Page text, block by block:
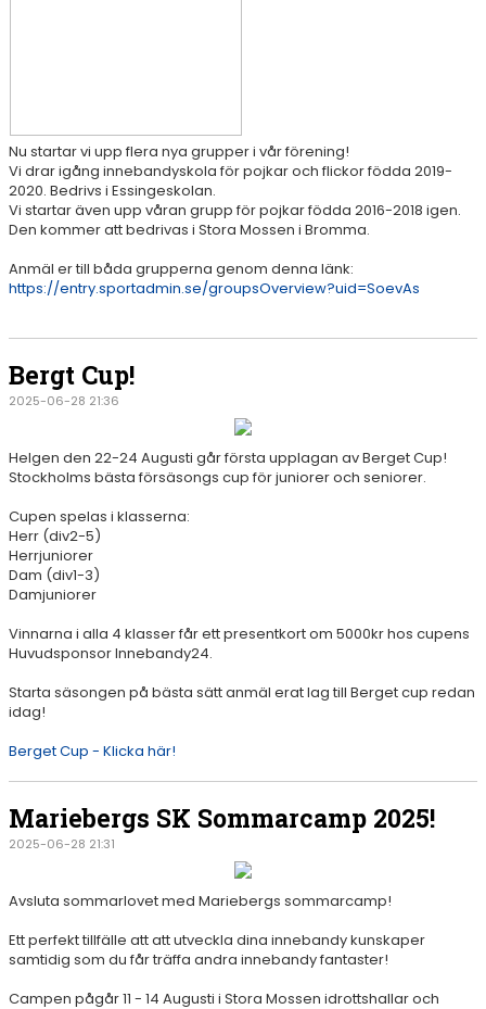
Nu startar vi upp flera nya grupper i vår förening!
Vi drar igång innebandyskola för pojkar och flickor födda 2019-
2020. Bedrivs i Essingeskolan.
Vi startar även upp våran grupp för pojkar födda 2016-2018 igen.
Den kommer att bedrivas i Stora Mossen i Bromma.
Anmäl er till båda grupperna genom denna länk:
https://entry.sportadmin.se/groupsOverview?uid=SoevAs
Bergt Cup!
2025-06-28 21:36
Helgen den 22-24 Augusti går första upplagan av Berget Cup!
Stockholms bästa försäsongs cup för juniorer och seniorer.
Cupen spelas i klasserna:
Herr (div2-5)
Herrjuniorer
Dam (div1-3)
Damjuniorer
Vinnarna i alla 4 klasser får ett presentkort om 5000kr hos cupens
Huvudsponsor Innebandy24.
Starta säsongen på bästa sätt anmäl erat lag till Berget cup redan
idag!
Berget Cup - Klicka här!
Mariebergs SK Sommarcamp 2025!
2025-06-28 21:31
Avsluta sommarlovet med Mariebergs sommarcamp!
Ett perfekt tillfälle att att utveckla dina innebandy kunskaper
samtidig som du får träffa andra innebandy fantaster!
Campen pågår 11 - 14 Augusti i Stora Mossen idrottshallar och